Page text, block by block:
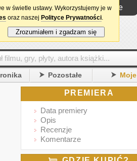
Logowanie
Pozostałe Moje
PREMIERA
Data premiery
Opis
Recenzje
Komentarze
w świetle ustawy. Wykorzystujemy je w
oraz naszej Polityce Prywatności.
Zrozumiałem i zgadzam się